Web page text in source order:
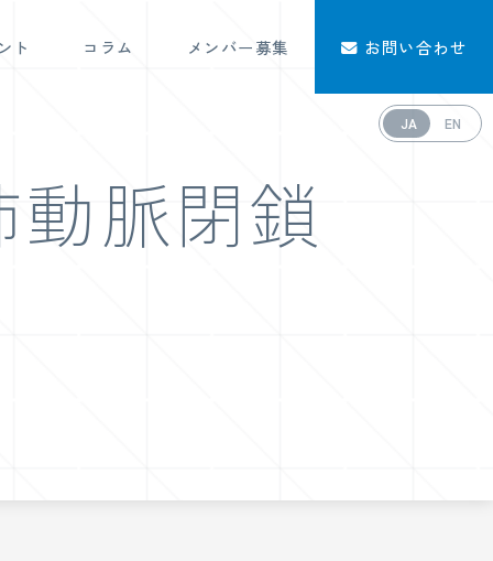
ト コラム メンバー募集 お問い合わせ
脈閉鎖
JA EN